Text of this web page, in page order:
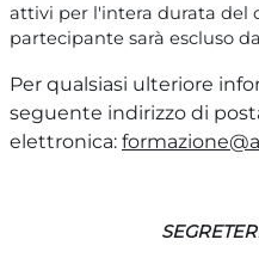
attivi per l'intera durata del
partecipante sarà escluso
Per qualsiasi ulteriore
seguente indirizzo di
elettronica: